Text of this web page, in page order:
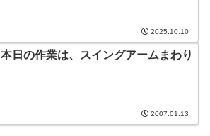
2025.10.10
本日の作業は、スイングアームまわり
2007.01.13